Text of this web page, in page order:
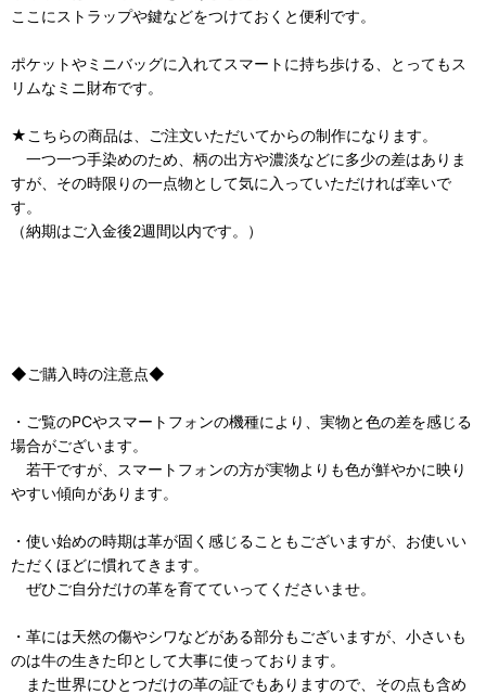
ここにストラップや鍵などをつけておくと便利です。
ポケットやミニバッグに入れてスマートに持ち歩ける、とってもス
リムなミニ財布です。
★こちらの商品は、ご注文いただいてからの制作になります。
一つ一つ手染めのため、柄の出方や濃淡などに多少の差はありま
すが、その時限りの一点物として気に入っていただければ幸いで
す。
（納期はご入金後2週間以内です。）
◆ご購入時の注意点◆
・ご覧のPCやスマートフォンの機種により、実物と色の差を感じる
場合がございます。
若干ですが、スマートフォンの方が実物よりも色が鮮やかに映り
やすい傾向があります。
・使い始めの時期は革が固く感じることもございますが、お使いい
ただくほどに慣れてきます。
ぜひご自分だけの革を育てていってくださいませ。
・革には天然の傷やシワなどがある部分もございますが、小さいも
のは牛の生きた印として大事に使っております。
また世界にひとつだけの革の証でもありますので、その点も含め